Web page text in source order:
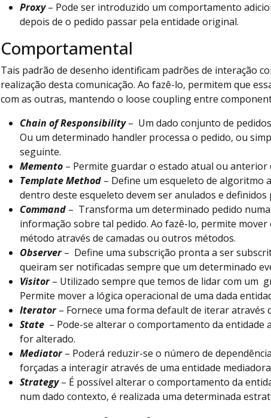
Proxy– Pode ser introduzido um comportamento
depois de o pedido passar pela entidade original.
Comportamental
Tais padrão de desenho identificam padrões de interação
realização desta comunicação. Ao fazê-lo, permitem que
com as outras, mantendo o loose coupling entre
Chain of Responsibility– Um dado conjunto de
Ou um determinado handler processa o pedido, ou
seguinte.
Memento – Permite guardar o estado atual ou anterior
Template Method – Define um esqueleto de algoritmo
dentro deste esqueleto devem ser anulados e definidos
Command – Transforma um determinado pedido
informação sobre tal pedido. Ao fazê-lo, permite
método através de camadas ou outros métodos.
Observer– Define uma subscrição pronta a ser
queiram ser notificadas sempre que um determinado
Visitor– Utilizado sempre que temos de lidar com um
Permite mover a lógica operacional de uma dada
Iterator– Fornece uma forma default de iterar através
State – Pode-se alterar o comportamento da
for alterado.
Mediator– Poderá reduzir-se o número de
forçadas a interagir através de uma entidade
Strategy– É possível alterar o comportamento da
num dado contexto, é realizada uma determinada